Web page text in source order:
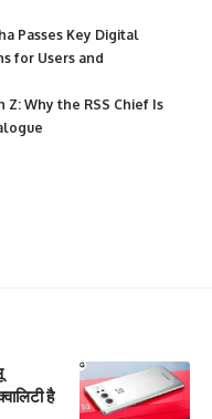
Passes Key Digital
for Users and
Z: Why the RSS Chief Is
है